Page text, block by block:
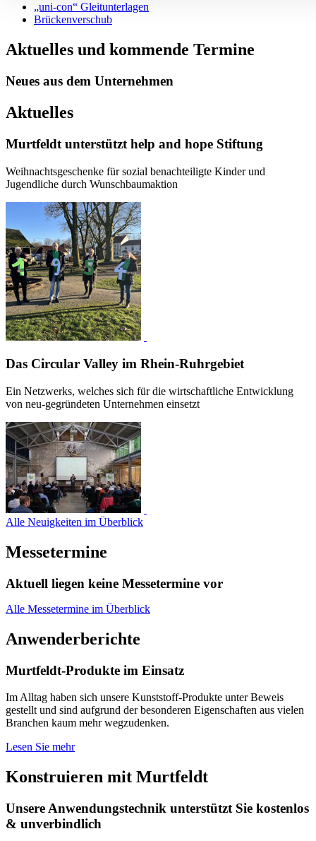
„uni-con“ Gleitunterlagen
Brückenverschub
Aktuelles und kommende Termine
Neues aus dem Unternehmen
Aktuelles
Murtfeldt unterstützt help and hope Stiftung
Weihnachtsgeschenke für sozial benachteiligte Kinder und
Jugendliche durch Wunschbaumaktion
Das Circular Valley im Rhein-Ruhrgebiet
Ein Netzwerks, welches sich für die wirtschaftliche Entwicklung
von neu-gegründeten Unternehmen einsetzt
Alle Neuigkeiten im Überblick
Messetermine
Aktuell liegen keine Messetermine vor
Alle Messetermine im Überblick
Anwenderberichte
Murtfeldt-Produkte im Einsatz
Im Alltag haben sich unsere Kunststoff-Produkte unter Beweis
gestellt und sind aufgrund der besonderen Eigenschaften aus vielen
Branchen kaum mehr wegzudenken.
Lesen Sie mehr
Konstruieren mit Murtfeldt
Unsere Anwendungstechnik unterstützt Sie kostenlos
& unverbindlich